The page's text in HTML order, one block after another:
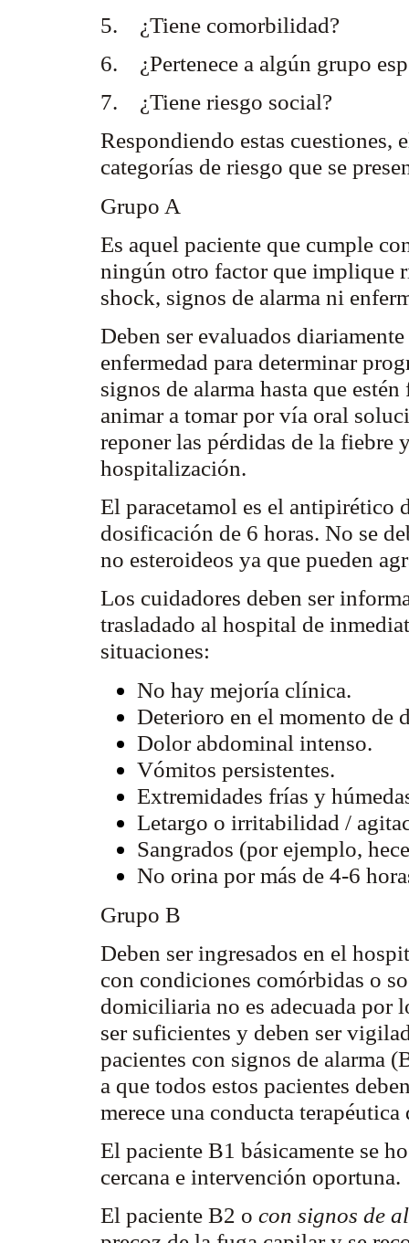
5. ¿Tiene comorbilidad?
6. ¿Pertenece a algún grupo
7. ¿Tiene riesgo social?
Respondiendo estas cuestiones,
categorías de riesgo que se
Grupo A
Es aquel paciente que cumple
ningún otro factor que implique
shock, signos de alarma ni
Deben ser evaluados
enfermedad para determinar
signos de alarma hasta que
animar a tomar por vía oral
reponer las pérdidas de la
hospitalización.
El paracetamol es el antipirético
dosificación de 6 horas. No se
no esteroideos ya que pueden
Los cuidadores deben ser
trasladado al hospital de
situaciones:
No hay mejoría clínica.
Deterioro en el momento de
Dolor abdominal intenso.
Vómitos persistentes.
Extremidades frías y
Letargo o irritabilidad /
Sangrados (por ejemplo,
No orina por más de 4-6
Grupo B
Deben ser ingresados en el
con condiciones comórbidas o
domiciliaria no es adecuada por
ser suficientes y deben ser
pacientes con signos de alarma
a que todos estos pacientes
merece una conducta
El paciente B1 básicamente se
cercana e intervención oportuna.
El paciente B2 o con signos de